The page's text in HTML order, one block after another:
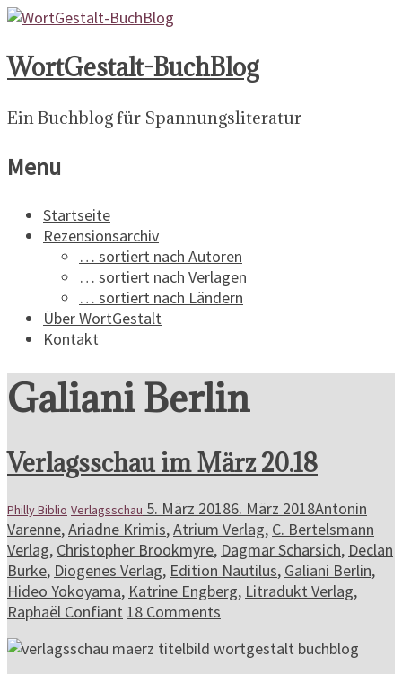
WortGestalt-BuchBlog
Ein Buchblog für Spannungsliteratur
Menu
Startseite
Rezensionsarchiv
… sortiert nach Autoren
… sortiert nach Verlagen
… sortiert nach Ländern
Über WortGestalt
Kontakt
Galiani Berlin
Verlagsschau im März 20.18
Philly Biblio Verlagsschau 5. März 20186. März 2018Antonin
Varenne,Ariadne Krimis,Atrium Verlag, C. Bertelsmann
Verlag, Christopher Brookmyre, Dagmar Scharsich, Declan
Burke, Diogenes Verlag, Edition Nautilus, Galiani Berlin,
Hideo Yokoyama, Katrine Engberg, Litradukt Verlag,
Raphaël Confiant 18 Comments